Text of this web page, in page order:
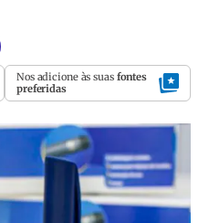
Nos adicione às suas fontes
preferidas